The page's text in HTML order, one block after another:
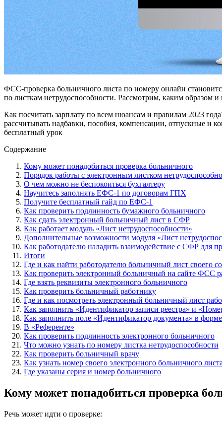
ФСС-проверка больничного листа по номеру онлайн
по листкам нетрудоспособности. Рассмотрим, каким образом
Как посчитать зарплату по всем нюансам и правилам 2023
рассчитывать надбавки, пособия, компенсации, отпускные и
бесплатный урок
Содержание
Кому может понадобиться проверка больничного
Порядок работы с электронным листком
О чем можно не беспокоиться бухгалтеру
Научитесь заполнять ЕФС-1 по договорам ГПХ
Получите бесплатный гайд по ЕФС-1
Как проверить подлинность бумажного больничного
Как сдать электронный больничный лист в СФР
Как работает модуль «Лист нетрудоспособности»
Дополнительные возможности модуля «Лист
Как работодателю наладить взаимодействие с СФР для
Итоги
Где и как найти работодателю больничный лист своего
Как проверить электронный больничный на сайте ФСС
Где взять реквизиты электронного больничного
Как проверить больничный работнику
Где и как посмотреть электронный больничный лист
Как заполнить «Идентификатор записи реестра» и
Как заполнить поле «Идентификатор документа» в
В «Референте»
Как проверить подлинность электронного больничного
Что можно узнать по номеру листка нетрудоспособности
Как проверить больничный врачу
Как узнать номер своего электронного больничного
Где указаны серия и номер больничного
Кому может понадобиться проверка
Речь может идти о проверке: